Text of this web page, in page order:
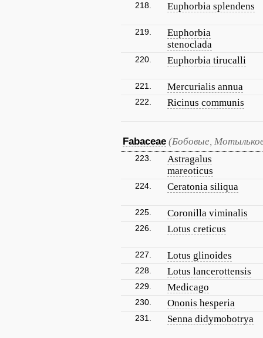
218. Euphorbia splendens
219.
Euphorbia
stenoclada
220. Euphorbia tirucalli
221. Mercurialis annua
222. Ricinus communis
Fabaceae (Бобовые,
223.
Astragalus
mareoticus
224. Ceratonia siliqua
225. Coronilla viminalis
226. Lotus creticus
227. Lotus glinoides
228. Lotus lancerottensis
229. Medicago
230. Ononis hesperia
231. Senna didymobotrya